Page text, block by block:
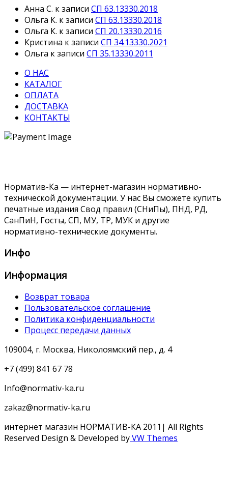
Анна С. к записи СП 63.13330.2018
Ольга К. к записи СП 63.13330.2018
Ольга К. к записи СП 20.13330.2016
Кристина к записи СП 34.13330.2021
Ольга к записи СП 35.13330.2011
О НАС
КАТАЛОГ
ОПЛАТА
ДОСТАВКА
КОНТАКТЫ
Норматив-Ка — интернет-магазин нормативно-
технической документации. У нас Вы сможете купить
печатные издания Свод правил (СНиПы), ПНД, РД,
СанПиН, Госты, СП, МУ, ТР, МУК и другие
нормативно-технические документы.
Инфо
Информация
Возврат товара
Пользовательское соглашение
Политика конфиденциальности
Процесс передачи данных
109004, г. Москва, Николоямский пер., д. 4
+7 (499) 841 67 78
Info@normativ-ka.ru
zakaz@normativ-ka.ru
интернет магазин НОРМАТИВ-КА 2011| All Rights
Reserved Design & Developed byVW Themes